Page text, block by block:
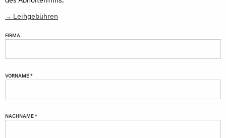
→ Leihgebühren
FIRMA
VORNAME *
NACHNAME *